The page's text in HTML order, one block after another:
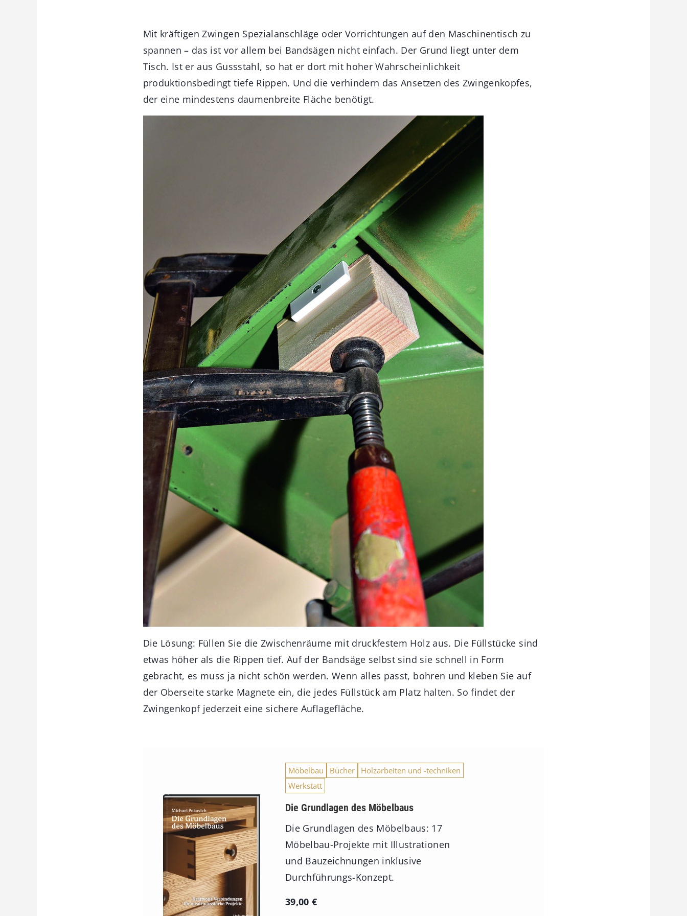
Mit kräftigen Zwingen Spezialanschläge oder Vorrichtungen auf den Maschinentisch zu
spannen – das ist vor allem bei Bandsägen nicht einfach. Der Grund liegt unter dem
Tisch. Ist er aus Gussstahl, so hat er dort mit hoher Wahrscheinlichkeit
produktionsbedingt tiefe Rippen. Und die verhindern das Ansetzen des Zwingenkopfes,
der eine mindestens daumenbreite Fläche benötigt.
Die Lösung: Füllen Sie die Zwischenräume mit druckfestem Holz aus. Die Füllstücke sind
etwas höher als die Rippen tief. Auf der Bandsäge selbst sind sie schnell in Form
gebracht, es muss ja nicht schön werden. Wenn alles passt, bohren und kleben Sie auf
der Oberseite starke Magnete ein, die jedes Füllstück am Platz halten. So findet der
Zwingenkopf jederzeit eine sichere Auflagefläche.
Möbelbau Bücher
Holzarbeiten und -techniken
Werkstatt
Die Grundlagen des Möbelbaus
Die Grundlagen des Möbelbaus: 17
Möbelbau-Projekte mit Illustrationen
und Bauzeichnungen inklusive
Durchführungs-Konzept.
39,00 €